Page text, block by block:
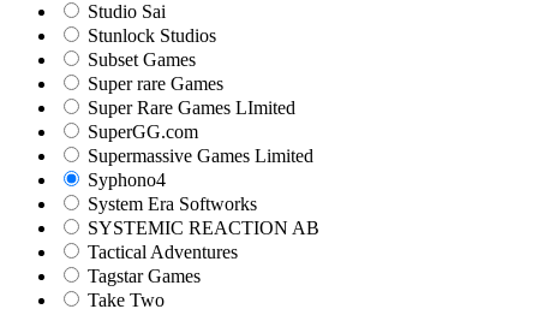
Studio Sai
Stunlock Studios
Subset Games
Super rare Games
Super Rare Games LImited
SuperGG.com
Supermassive Games Limited
Syphono4
System Era Softworks
SYSTEMIC REACTION AB
Tactical Adventures
Tagstar Games
Take Two